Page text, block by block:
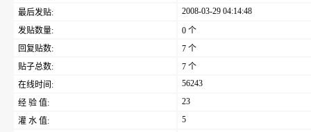
最后发贴:
2008-03-29 04:14:48
发贴数量:
0 个
回复贴数:
7 个
贴子总数:
7 个
在线时间:
56243
经 验 值:
23
灌 水 值:
5